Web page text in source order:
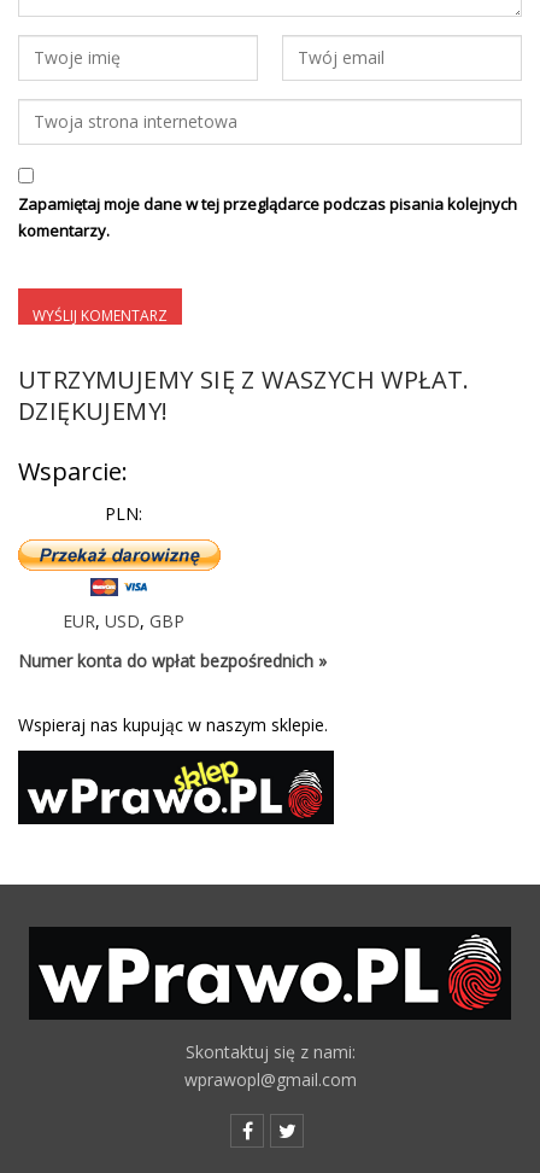
Zapamiętaj moje dane w tej przeglądarce podczas pisania kolejnych
komentarzy.
UTRZYMUJEMY SIĘ Z WASZYCH WPŁAT.
DZIĘKUJEMY!
Wsparcie:
PLN:
EUR, USD, GBP
Numer konta do wpłat bezpośrednich »
Wspieraj nas kupując w naszym sklepie.
Skontaktuj się z nami:
wprawopl@gmail.com